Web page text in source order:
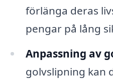
förlänga deras
pengar på lång
Anpassning av
golvslipning kan